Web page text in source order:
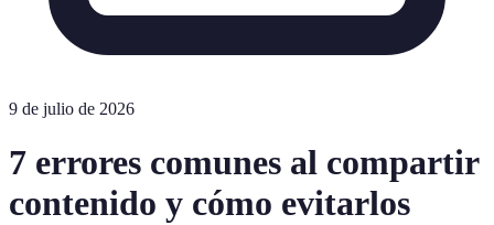
9 de julio de 2026
7 errores comunes al compartir
contenido y cómo evitarlos